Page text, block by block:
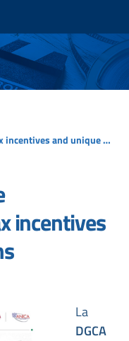
Filming in Italy -The attractiveness of tax incentives and unique locations
incentives
La
DGCA